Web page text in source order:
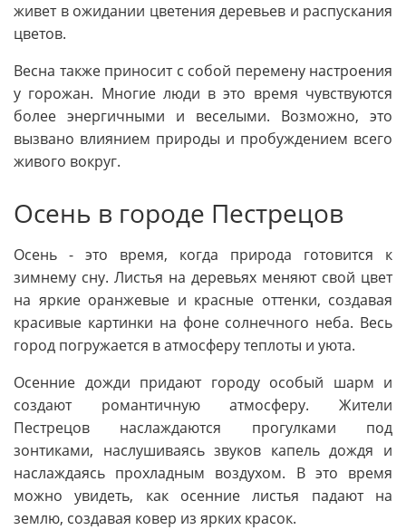
живет в ожидании цветения деревьев и распускания
цветов.
Весна также приносит с собой перемену настроения
у горожан. Многие люди в это время чувствуются
более энергичными и веселыми. Возможно, это
вызвано влиянием природы и пробуждением всего
живого вокруг.
Осень в городе Пестрецов
Осень - это время, когда природа готовится к
зимнему сну. Листья на деревьях меняют свой цвет
на яркие оранжевые и красные оттенки, создавая
красивые картинки на фоне солнечного неба. Весь
город погружается в атмосферу теплоты и уюта.
Осенние дожди придают городу особый шарм и
создают романтичную атмосферу. Жители
Пестрецов наслаждаются прогулками под
зонтиками, наслушиваясь звуков капель дождя и
наслаждаясь прохладным воздухом. В это время
можно увидеть, как осенние листья падают на
землю, создавая ковер из ярких красок.